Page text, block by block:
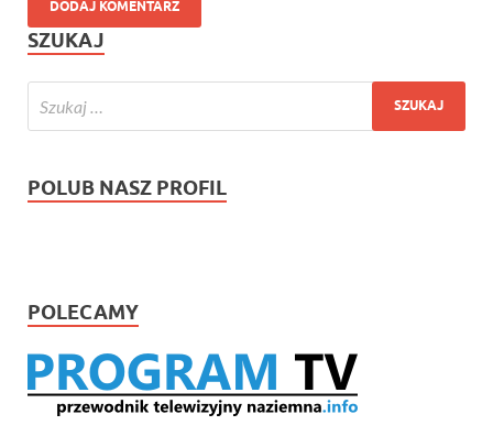
SZUKAJ
POLUB NASZ PROFIL
POLECAMY